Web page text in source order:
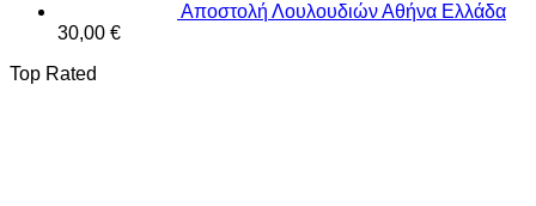
Αποστολή Λουλουδιών Αθήνα Ελλάδα
30,00 €
Top Rated